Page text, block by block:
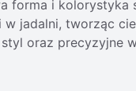
forma i kolorystyka
jadalni, tworząc
oraz precyzyjne